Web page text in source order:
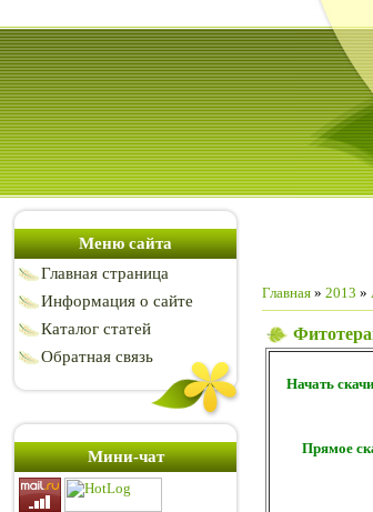
Меню сайта
Главная страница
Информация о сайте
Каталог статей
Обратная связь
Мини-чат
Главная » 2013 »
Начать
Прямое